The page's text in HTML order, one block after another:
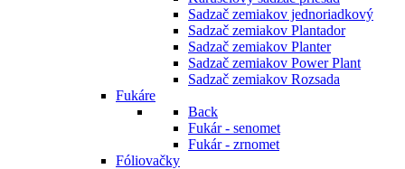
Sadzač zemiakov jednoriadkový
Sadzač zemiakov Plantador
Sadzač zemiakov Planter
Sadzač zemiakov Power Plant
Sadzač zemiakov Rozsada
Fukáre
Back
Fukár - senomet
Fukár - zrnomet
Fóliovačky